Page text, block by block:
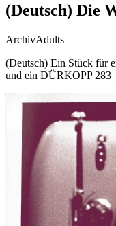
(Deutsch) Die
ArchivAdults
(Deutsch) Ein Stück für
und ein DÜRKOPP 283